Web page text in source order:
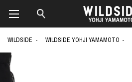
WILDSIDE WILDSIDE YOHJI YAMAMOTO